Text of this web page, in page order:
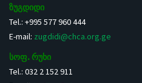
ზუგდიდი
Tel.: +995 577 960 444
E-mail: zugdidi@chca.org.ge
სოფ. რუხი
Tel.: 032 2 152 911